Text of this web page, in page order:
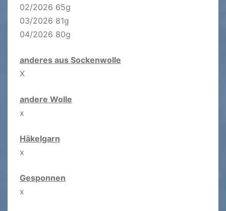
02/2026 65g
03/2026 81g
04/2026 80g
anderes aus Sockenwolle
X
andere Wolle
x
Häkelgarn
x
Gesponnen
x